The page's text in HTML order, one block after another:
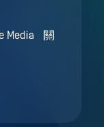
Media 關